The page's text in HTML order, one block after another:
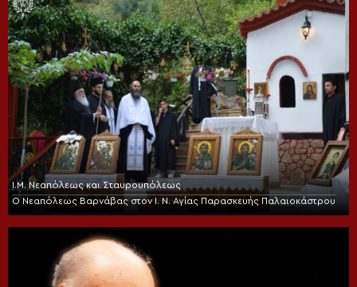
Ι.Μ. Νεαπόλεως και Σταυρουπόλεως
Ο Νεαπόλεως Βαρνάβας στον Ι. Ν. Αγίας Παρασκευής Παλαιοκάστρου